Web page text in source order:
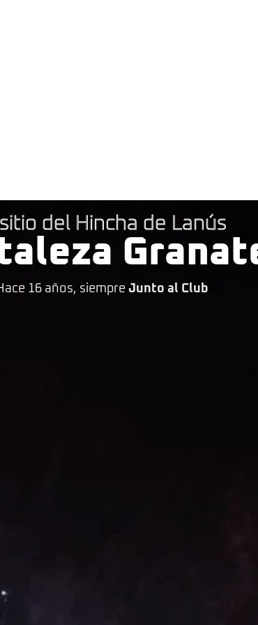
del Hincha de Lanús
16 años, siempre Junto al Club